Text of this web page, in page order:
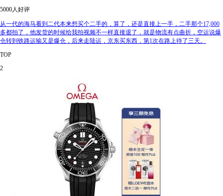
5000人好评
从一代的海马看到二代本来想买个二手的，算了，还是直接上一手，二手那个17,000
多都拍了，他发货的时候给我拍视频不一样直接退了，就是物流有点曲折，空运说爆
仓转到铁路运输又是爆仓，后来走陆运，京东买东西，第1次在路上待了三天。
TOP
2